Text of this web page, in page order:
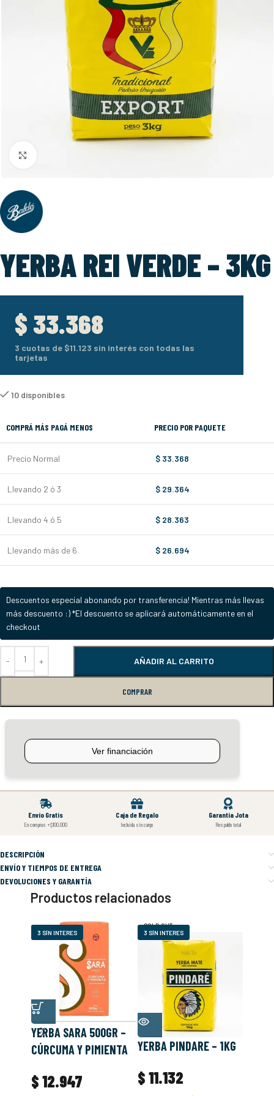
YERBA REI VERDE – 3KG
$ 33.368
3 cuotas de $11.123 sin interés con todas las
tarjetas
10 disponibles
COMPRÁ MÁS PAGÁ MENOS PRECIO POR PAQUETE
Precio Normal $ 33.368
Llevando 2 ó 3 $ 29.364
Llevando 4 ó 5 $ 28.363
Llevando más de 6 $ 26.694
Descuentos especial abonando por transferencia! Mientras más llevas
más descuento :) *El descuento se aplicará automáticamente en el
checkout
AÑADIR AL CARRITO
COMPRAR
Envío Gratis
En compras +$100.000
Caja de Regalo
Incluida sin cargo
Garantía Jota
Respaldo total
DESCRIPCIÓN
ENVÍO Y TIEMPOS DE ENTREGA
DEVOLUCIONES Y GARANTÍA
Productos relacionados
3 SÍN INTERES
YERBA SARA 500GR –
CÚRCUMA Y PIMIENTA
$12.947
SOLD OUT
3 SÍN INTERES
YERBA PINDARE – 1KG
$11.132